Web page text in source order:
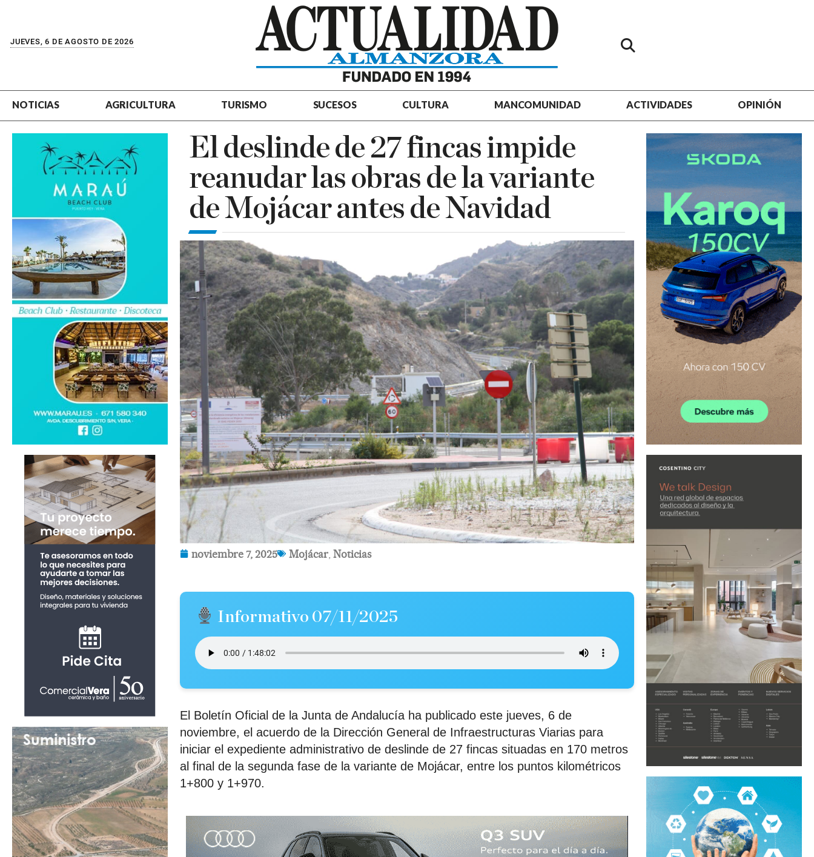
JUEVES, 6 DE AGOSTO DE 2026
NOTICIAS AGRICULTURA TURISMO SUCESOS CULTURA MANCOMUNIDAD ACTIVIDADES OPINIÓN
El deslinde de 27 fincas impide
reanudar las obras de la variante
de Mojácar antes de Navidad
noviembre 7, 2025 Mojácar ,Noticias
Informativo 07/11/2025
El Boletín Oficial de la Junta de Andalucía ha publicado este jueves, 6 de
noviembre, el acuerdo de la Dirección General de Infraestructuras Viarias para
iniciar el expediente administrativo de deslinde de 27 fincas situadas en 170 metros
al final de la segunda fase de la variante de Mojácar, entre los puntos kilométricos
1+800 y 1+970.